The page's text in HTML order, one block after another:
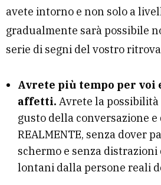
avete intorno e non solo a
gradualmente sarà possibile
serie di segni del vostro
Avrete più tempo per voi
affetti. Avrete la
gusto della conversazione
REALMENTE, senza dover
schermo e senza
lontani dalla persone reali